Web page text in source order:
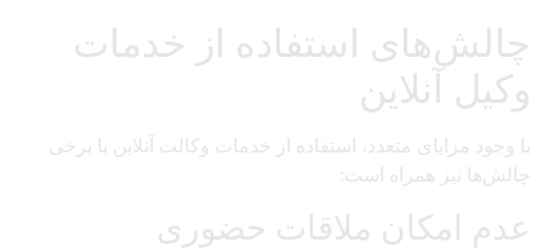
چالش‌های استفاده از خدمات
وکیل آنلاین
با وجود مزایای متعدد، استفاده از خدمات وکالت آنلاین با برخی
چالش‌ها نیز همراه است:
عدم امکان ملاقات حضوری